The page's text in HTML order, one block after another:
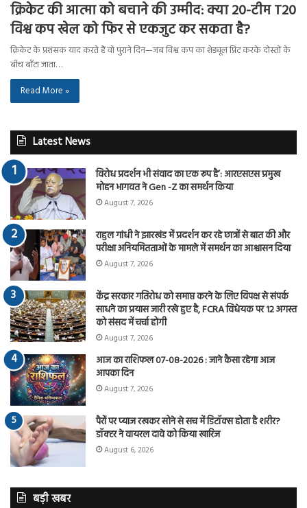
क्रिकेट की आत्मा को बचाने की उम्मीद: क्या 20-टीम T20
विश्व कप खेल को फिर से एकजुट कर सकता है?
क्रिकेट के प्रशंसक याद करते हैं वो पुराने दिन—जब विश्व कप का शेड्यूल प्रिंट करके दोस्तों के
बीच बाँटा जाता…
Read More »
Latest News
विरोध प्रदर्शन भी संवाद का एक रूप है’: आरएसएस प्रमुख
मोहन भागवत ने Gen -Z का समर्थन किया
August 7, 2026
राहुल गांधी ने झारखंड में प्रदर्शन कर रहे छात्रों से बात की और
परीक्षा अनियमितताओं के मामले में समर्थन का आश्वासन दिया
August 7, 2026
केंद्र सरकार गतिरोध को समाप्त करने के लिए विपक्ष से संपर्क
साधने का प्रयास जारी रखे हुए है, FCRA विधेयक पर 12 अगस्त
को संसद में चर्चा होगी
August 7, 2026
आज का राशिफल 07-08-2026 : जाने कैसा रहेगा आज
आपका दिन
August 7, 2026
पैरों पर प्याज रखकर सोने से सच में डिटॉक्स होता है शरीर?
डॉक्टर ने वायरल दावे को किया खारिज
August 6, 2026
बड़ी खबर